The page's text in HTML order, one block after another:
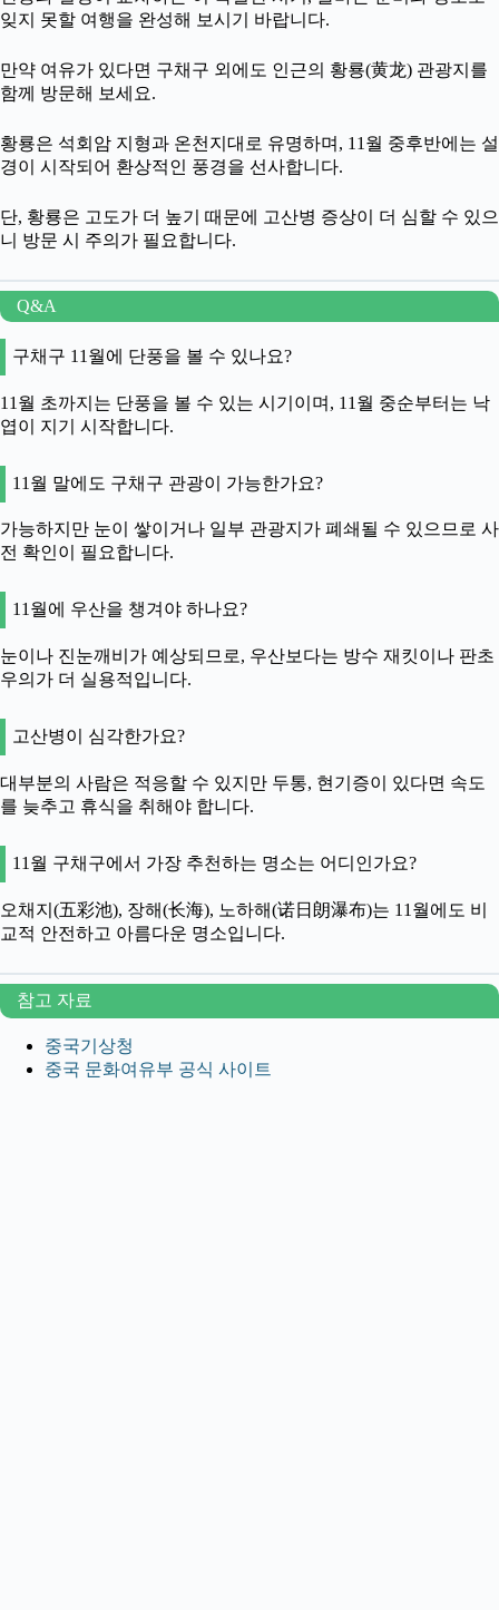
잊지 못할 여행을 완성해 보시기 바랍니다.
만약 여유가 있다면 구채구 외에도 인근의 황룡(黄龙) 관광지를
함께 방문해 보세요.
황룡은 석회암 지형과 온천지대로 유명하며, 11월 중후반에는 설
경이 시작되어 환상적인 풍경을 선사합니다.
단, 황룡은 고도가 더 높기 때문에 고산병 증상이 더 심할 수 있으
니 방문 시 주의가 필요합니다.
Q&A
구채구 11월에 단풍을 볼 수 있나요?
11월 초까지는 단풍을 볼 수 있는 시기이며, 11월 중순부터는 낙
엽이 지기 시작합니다.
11월 말에도 구채구 관광이 가능한가요?
가능하지만 눈이 쌓이거나 일부 관광지가 폐쇄될 수 있으므로 사
전 확인이 필요합니다.
11월에 우산을 챙겨야 하나요?
눈이나 진눈깨비가 예상되므로, 우산보다는 방수 재킷이나 판초
우의가 더 실용적입니다.
고산병이 심각한가요?
대부분의 사람은 적응할 수 있지만 두통, 현기증이 있다면 속도
를 늦추고 휴식을 취해야 합니다.
11월 구채구에서 가장 추천하는 명소는 어디인가요?
오채지(五彩池), 장해(长海), 노하해(诺日朗瀑布)는 11월에도 비
교적 안전하고 아름다운 명소입니다.
참고 자료
중국기상청
중국 문화여유부 공식 사이트